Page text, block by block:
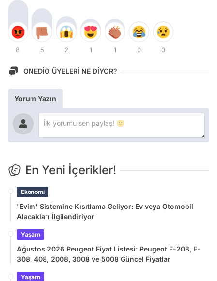
8 5 2 1 1 0 0
ONEDİO ÜYELERİ NE DİYOR?
Yorum Yazın
En Yeni İçerikler!
Ekonomi
'Evim' Sistemine Kısıtlama Geliyor: Ev veya Otomobil
Alacakları İlgilendiriyor
Yaşam
Ağustos 2026 Peugeot Fiyat Listesi: Peugeot E-208, E-
308, 408, 2008, 3008 ve 5008 Güncel Fiyatlar
Yaşam